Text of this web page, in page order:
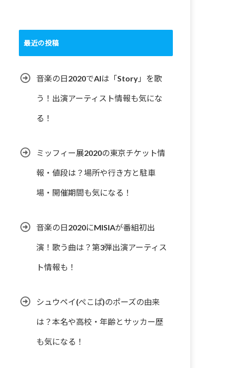
最近の投稿
音楽の日2020でAIは「Story」を歌
う！出演アーティスト情報も気にな
る！
ミッフィー展2020の東京チケット情
報・値段は？場所や行き方と駐車
場・開催期間も気になる！
音楽の日2020にMISIAが番組初出
演！歌う曲は？第3弾出演アーティス
ト情報も！
シュウペイ(ぺこぱ)のポーズの由来
は？本名や高校・年齢とサッカー歴
も気になる！